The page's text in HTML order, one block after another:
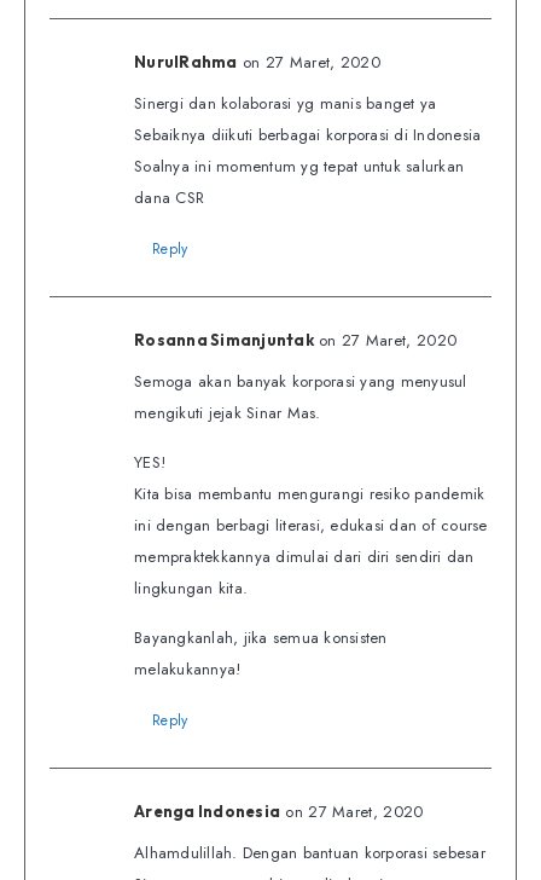
NurulRahma on 27 Maret, 2020
Sinergi dan kolaborasi yg manis banget ya
Sebaiknya diikuti berbagai korporasi di Indonesia
Soalnya ini momentum yg tepat untuk salurkan
dana CSR
Reply
Rosanna Simanjuntak on 27 Maret, 2020
Semoga akan banyak korporasi yang menyusul
mengikuti jejak Sinar Mas.
YES!
Kita bisa membantu mengurangi resiko pandemik
ini dengan berbagi literasi, edukasi dan of course
mempraktekkannya dimulai dari diri sendiri dan
lingkungan kita.
Bayangkanlah, jika semua konsisten
melakukannya!
Reply
Arenga Indonesia on 27 Maret, 2020
Alhamdulillah. Dengan bantuan korporasi sebesar